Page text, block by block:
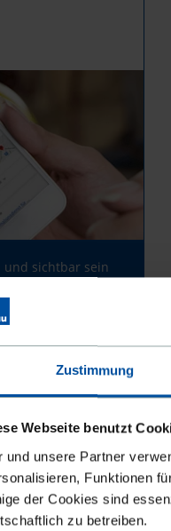
Zustimmung
Webseite benutzt
und unsere Partner
Funktionen
der Cookies sind
zu betreiben.
und sichtbar sein
nicht herum.
Profil
Düppe